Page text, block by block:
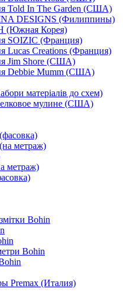
Told In The Garden (США)
DESIGNS (Филиппины)
(Южная Корея)
SOIZIC (Франция)
Lucas Creations (Франция)
Jim Shore (США)
Debbie Mumm (США)
матеріалів до схем)
мулине (США)
метраж)
метраж)
Bohin
Bohin
Premax (Италия)